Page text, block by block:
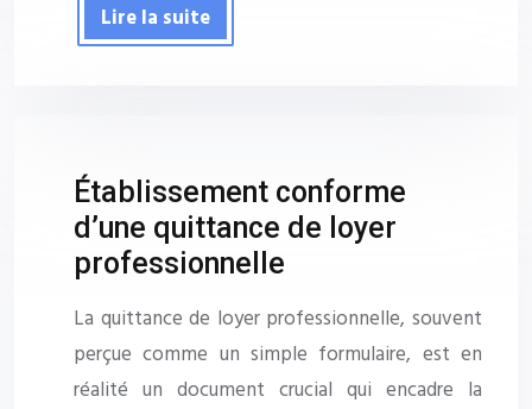
Lire la suite
Établissement conforme
d’une quittance de loyer
professionnelle
La quittance de loyer professionnelle, souvent
perçue comme un simple formulaire, est en
réalité un document crucial qui encadre la